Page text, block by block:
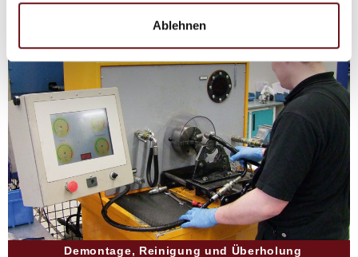
Ablehnen
Demontage, Reinigung und Überholung